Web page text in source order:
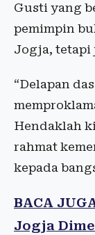
Gusti yang
pemimpin
Jogja, tetapi
“Delapan
Hendaklah
rahmat
kepada
BACA
Jogja